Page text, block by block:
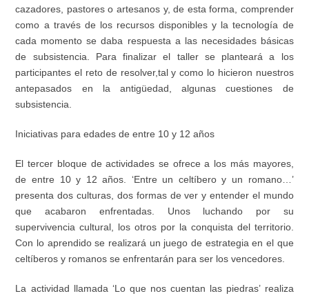
cazadores, pastores o artesanos y, de esta forma, comprender
como a través de los recursos disponibles y la tecnología de
cada momento se daba respuesta a las necesidades básicas
de subsistencia. Para finalizar el taller se planteará a los
participantes el reto de resolver,tal y como lo hicieron nuestros
antepasados en la antigüedad, algunas cuestiones de
subsistencia.
Iniciativas para edades de entre 10 y 12 años
El tercer bloque de actividades se ofrece a los más mayores,
de entre 10 y 12 años. ‘Entre un celtíbero y un romano…’
presenta dos culturas, dos formas de ver y entender el mundo
que acabaron enfrentadas. Unos luchando por su
supervivencia cultural, los otros por la conquista del territorio.
Con lo aprendido se realizará un juego de estrategia en el que
celtíberos y romanos se enfrentarán para ser los vencedores.
La actividad llamada ‘Lo que nos cuentan las piedras’ realiza